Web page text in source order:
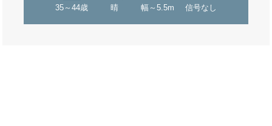
35～44歳 晴 幅～5.5m 信号なし